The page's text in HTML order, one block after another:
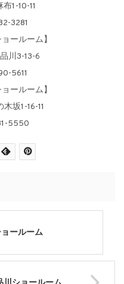
1-10-11
3281
ールーム】
川3-13-6
5611
ールーム】
坂1-16-11
5550
ールーム